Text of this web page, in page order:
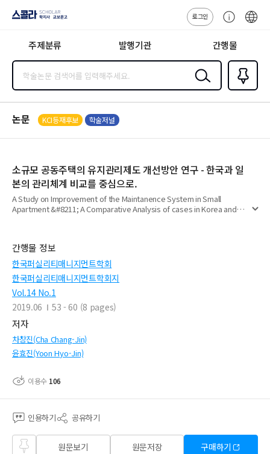
지사·교보문고
로그인
센
주제분류 발행기관 간행물
검색
즐겨찾
기0
논문 KCI등재후보 학술저널
소규모 공동주택의 유지관리제도 개선방안 연구 - 한국과 일
본의 관리체계 비교를 중심으로.
A Study on Improvement of the Maintanence System in Small
Apartment &#8211; A Comparative Analysis of cases in Korea and
간행물 정보
한국퍼실리티매니지먼트학회
한국퍼실리티매니지먼트학회지
Vol.14 No.1
2019.06
53 - 60 (8 pages)
저자
차창진(Cha Chang-Jin)
윤효진(Yoon Hyo-Jin)
이용수 106
인용하기 공유하기
즐겨
원문보기 원문저장 구매하기